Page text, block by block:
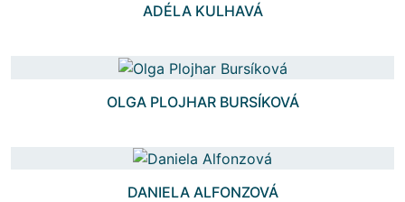
ADÉLA KULHAVÁ
OLGA PLOJHAR BURSÍKOVÁ
DANIELA ALFONZOVÁ